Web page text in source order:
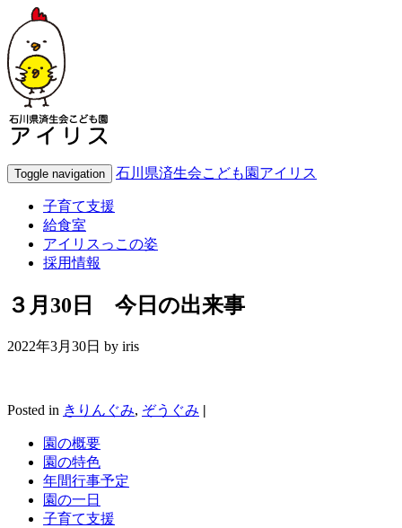
Toggle navigation 石川県済生会こども園アイリス
子育て支援
給食室
アイリスっこの姿
採用情報
３月30日 今日の出来事
2022年3月30日 by iris
Posted in きりんぐみ, ぞうぐみ |
園の概要
園の特色
年間行事予定
園の一日
子育て支援